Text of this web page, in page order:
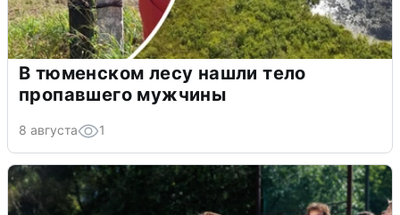
В тюменском лесу нашли тело
пропавшего мужчины
8 августа 1